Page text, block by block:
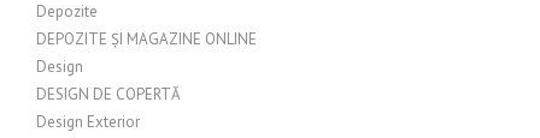
Depozite
DEPOZITE ȘI MAGAZINE ONLINE
Design
DESIGN DE COPERTĂ
Design Exterior